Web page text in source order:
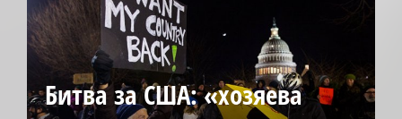
Битва за США: «хозяева